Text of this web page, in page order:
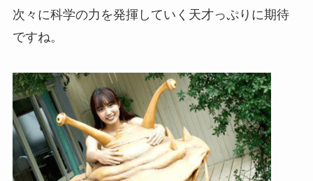
次々に科学の力を発揮していく天才っぷりに期待
ですね。